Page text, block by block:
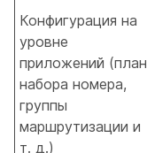
Конфигурация на
уровне
приложений (план
набора номера,
группы
маршрутизации и
т. д.)